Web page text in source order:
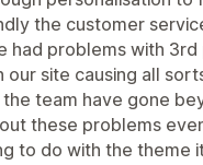
the customer
had problems with
our site causing all
the team have gone
these problems
to do with the theme